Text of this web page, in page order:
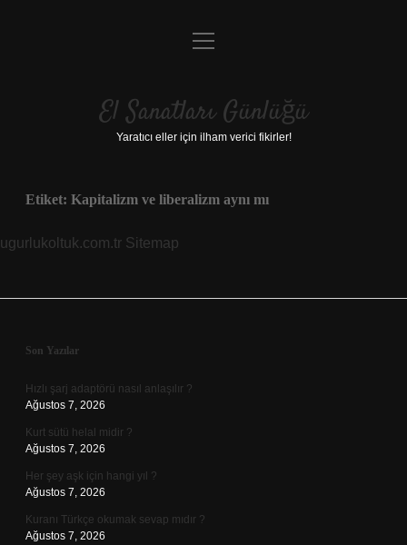
Anasayfa
Yasal Uyarı
menüyü
El Sanatları Günlüğü
Yaratıcı eller için ilham verici fikirler!
Etiket: Kapitalizm ve liberalizm aynı mı
ugurlukoltuk.com.tr Sitemap
Sidebar
Son Yazılar
Hızlı şarj adaptörü nasıl anlaşılır ?
Ağustos 7, 2026
Kurt sütü helal midir ?
Ağustos 7, 2026
Her şey aşk için hangi yıl ?
Ağustos 7, 2026
Kuranı Türkçe okumak sevap mıdır ?
Ağustos 7, 2026